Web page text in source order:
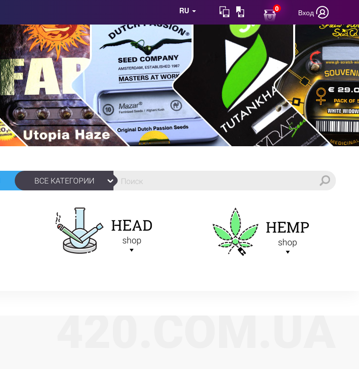
RU 0 Вход
ВСЕ КАТЕГОРИИ
HEAD
shop
HEMP
shop